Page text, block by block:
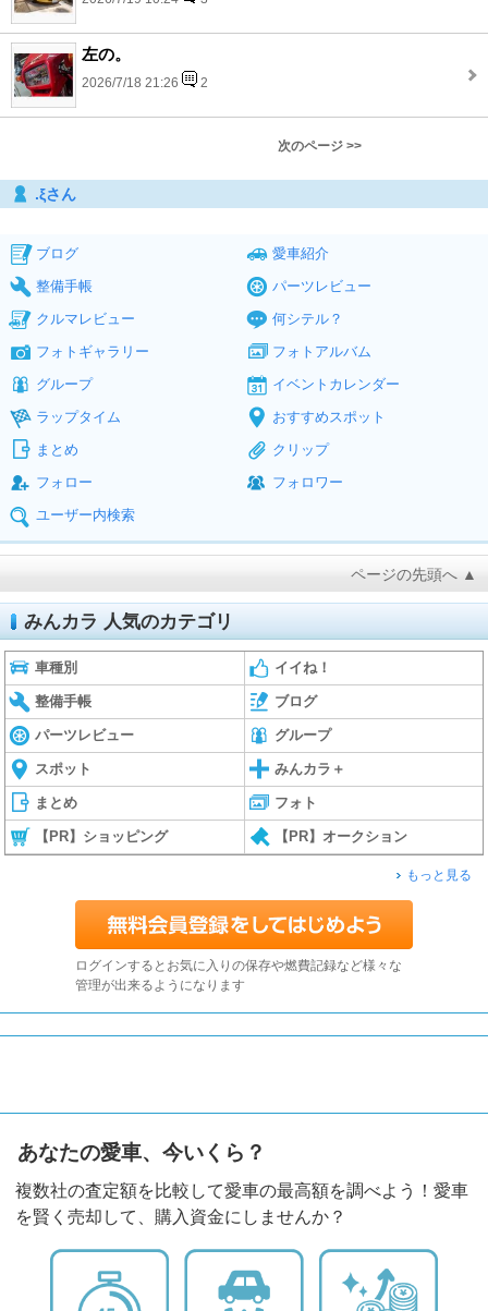
左の。
2026/7/18 21:26 2
次のページ >>
.ξさん
ブログ
愛車紹介
整備手帳
パーツレビュー
クルマレビュー
何シテル？
フォトギャラリー
フォトアルバム
グループ
イベントカレンダー
ラップタイム
おすすめスポット
まとめ
クリップ
フォロー
フォロワー
ユーザー内検索
ページの先頭へ ▲
みんカラ 人気のカテゴリ
車種別 イイね！
整備手帳 ブログ
パーツレビュー グループ
スポット みんカラ＋
まとめ フォト
【PR】ショッピング 【PR】オークション
もっと見る
ログインするとお気に入りの保存や燃費記録など様々な
管理が出来るようになります
あなたの愛車、今いくら？
複数社の査定額を比較して愛車の最高額を調べよう！愛車
を賢く売却して、購入資金にしませんか？